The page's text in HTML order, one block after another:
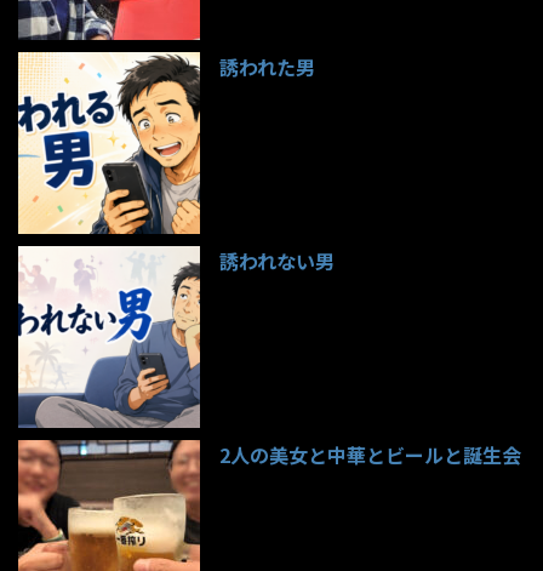
誘われた男
誘われない男
2人の美女と中華とビールと誕生会